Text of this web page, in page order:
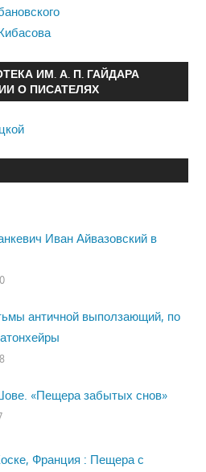
ИМ. А. П. ГАЙДАРА
О ПИСАТЕЛЯХ
Иван Айвазовский в
античной выползающий, по
«Пещера забытых снов»
Франция : Пещера с